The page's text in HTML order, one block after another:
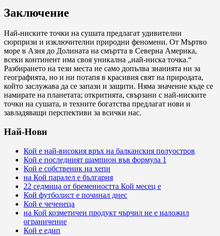
Заключение
Най-ниските точки на сушата предлагат удивителни
сюрпризи и изключителни природни феномени. От Мъртво
море в Азия до Долината на смъртта в Северна Америка,
всеки континент има своя уникална „най-ниска точка.“
Разбирането на тези места не само допълва знанията ни за
географията, но и ни потапя в красивия свят на природата,
който заслужава да се запази и защити. Няма значение къде се
намирате на планетата; откритията, свързани с най-ниските
точки на сушата, и техните богатства предлагат нови и
завладяващи перспективи за всички нас.
Най-Нови
Кой е най-високия връх на балканския полуостров
Кой е последният шампион във формула 1
Кой е собственик на хепи
на Кой паралел е българия
22 седмица от бременността Кой месец е
Кой футболист е починал днес
Кой е чеченеца
на Кой козметичен продукт чърчил не е наложил
ограничение
Кой е едип